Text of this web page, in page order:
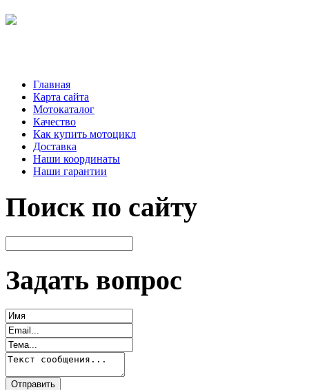
Главная
Карта сайта
Мотокаталог
Качество
Как купить мотоцикл
Доставка
Наши координаты
Наши гарантии
Поиск по сайту
Задать вопрос